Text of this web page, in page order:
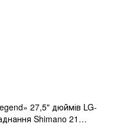
27,5" дюймів LG-
Shimano 21